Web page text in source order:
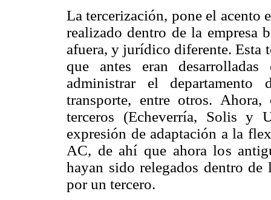
La tercerización, pone el acento
realizado dentro de la empresa
afuera, y jurídico diferente. Esta
que antes eran
administrar el departamento
transporte, entre otros.
terceros (Echeverría, Solis y
expresión de adaptación a la
AC, de ahí que ahora los
hayan sido relegados dentro de
por un tercero.